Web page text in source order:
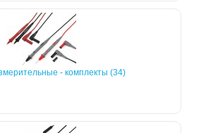
- комплекты (34)